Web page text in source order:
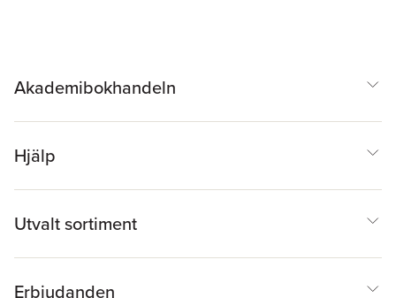
Akademibokhandeln
Hjälp
Utvalt sortiment
Erbjudanden